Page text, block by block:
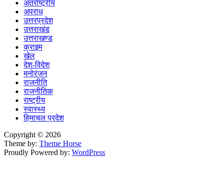
अंतर्राष्ट्रीय
अपराध
उत्तरप्रदेश
उत्तराखंड
उत्तराखण्ड
क्राइम
खेल
देश-विदेश
मनोरंजन
राजनीति
राजनीतिक
राष्ट्रीय
स्वास्थ्य
हिमाचल प्रदेश
Copyright © 2026
Theme by: Theme Horse
Proudly Powered by: WordPress